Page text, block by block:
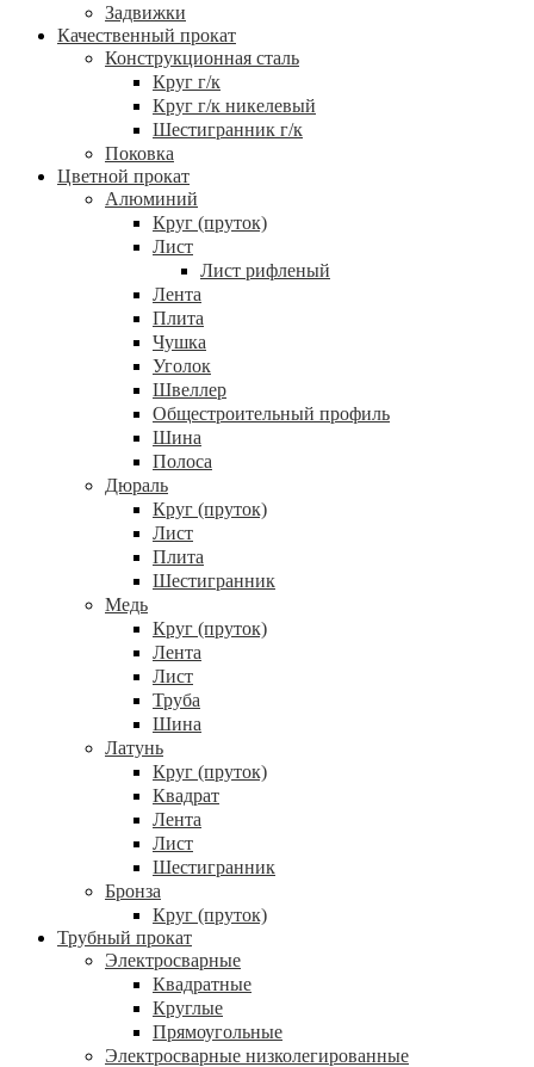
Задвижки
Качественный прокат
Конструкционная сталь
Круг г/к
Круг г/к никелевый
Шестигранник г/к
Поковка
Цветной прокат
Алюминий
Круг (пруток)
Лист
Лист рифленый
Лента
Плита
Чушка
Уголок
Швеллер
Общестроительный профиль
Шина
Полоса
Дюраль
Круг (пруток)
Лист
Плита
Шестигранник
Медь
Круг (пруток)
Лента
Лист
Труба
Шина
Латунь
Круг (пруток)
Квадрат
Лента
Лист
Шестигранник
Бронза
Круг (пруток)
Трубный прокат
Электросварные
Квадратные
Круглые
Прямоугольные
Электросварные низколегированные